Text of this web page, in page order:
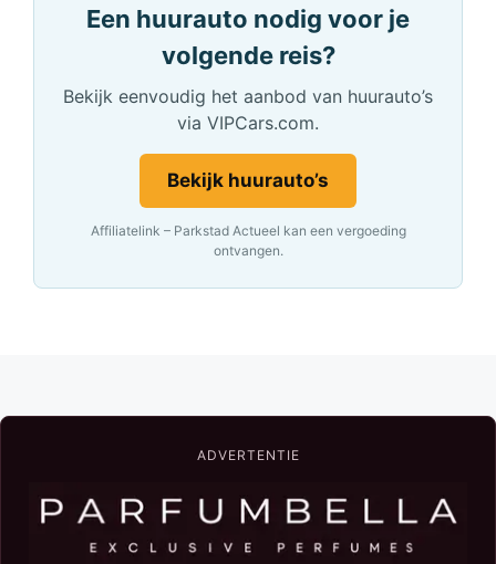
Een huurauto nodig voor je
volgende reis?
Bekijk eenvoudig het aanbod van huurauto’s
via VIPCars.com.
Bekijk huurauto’s
Affiliatelink – Parkstad Actueel kan een vergoeding
ontvangen.
ADVERTENTIE